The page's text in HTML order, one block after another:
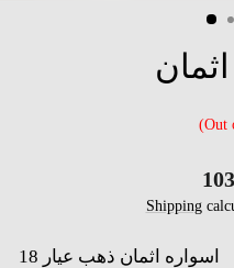
(Out
Shipping
18 اسواره اثمان ذهب عيار